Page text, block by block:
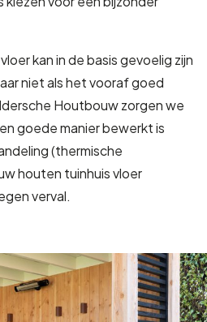
kan in de basis gevoelig zijn
niet als het vooraf goed
Houtbouw zorgen we
goede manier bewerkt is
(thermische
houten tuinhuis vloer
verval.